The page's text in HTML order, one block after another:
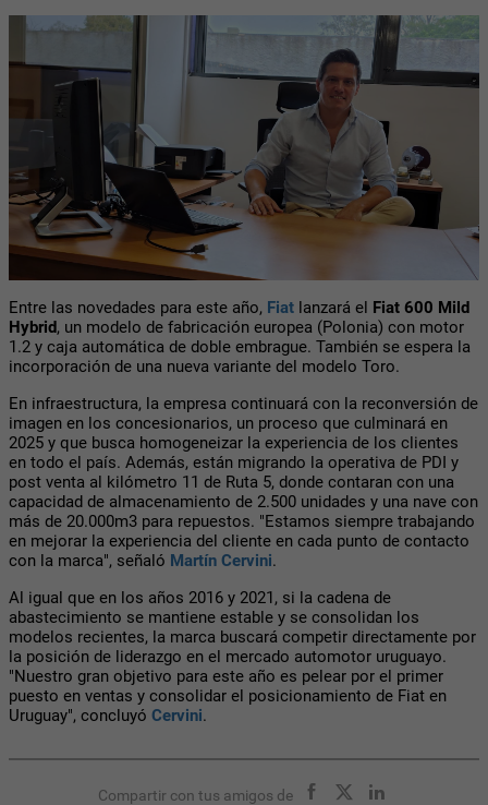
Entre las novedades para este año, Fiat lanzará el Fiat 600 Mild
Hybrid, un modelo de fabricación europea (Polonia) con motor
1.2 y caja automática de doble embrague. También se espera la
incorporación de una nueva variante del modelo Toro.
En infraestructura, la empresa continuará con la reconversión de
imagen en los concesionarios, un proceso que culminará en
2025 y que busca homogeneizar la experiencia de los clientes
en todo el país. Además, están migrando la operativa de PDI y
post venta al kilómetro 11 de Ruta 5, donde contaran con una
capacidad de almacenamiento de 2.500 unidades y una nave con
más de 20.000m3 para repuestos. "Estamos siempre trabajando
en mejorar la experiencia del cliente en cada punto de contacto
con la marca", señaló Martín Cervini.
Al igual que en los años 2016 y 2021, si la cadena de
abastecimiento se mantiene estable y se consolidan los
modelos recientes, la marca buscará competir directamente por
la posición de liderazgo en el mercado automotor uruguayo.
"Nuestro gran objetivo para este año es pelear por el primer
puesto en ventas y consolidar el posicionamiento de Fiat en
Uruguay", concluyó Cervini.
Compartir con tus amigos de